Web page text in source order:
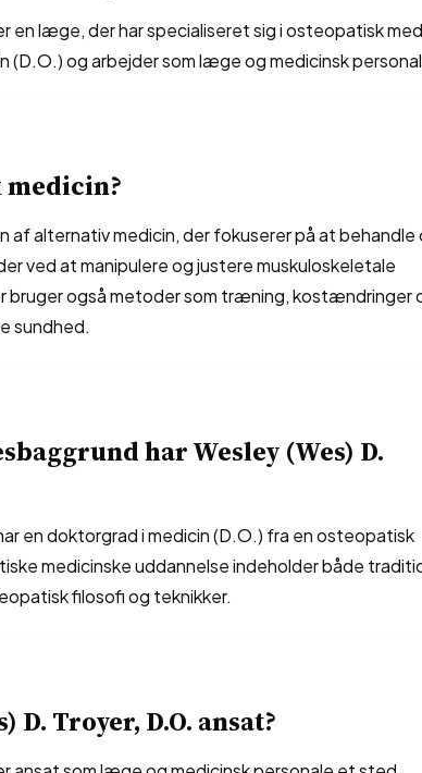
en læge, der har specialiseret sig i osteopatisk
(D.O.) og arbejder som læge og medicinsk
medicin?
af ​​alternativ medicin, der fokuserer på at behandle
ved at manipulere og justere muskuloskeletale
også metoder som træning, kostændringer
sundhed.
har Wesley (Wes) D.
en doktorgrad i medicin (D.O.) fra en osteopatisk
medicinske uddannelse indeholder både
filosofi og teknikker.
D. Troyer, D.O. ansat?